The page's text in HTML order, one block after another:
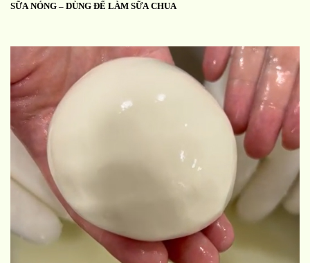
SỮA NÓNG – DÙNG ĐỂ LÀM SỮA CHUA